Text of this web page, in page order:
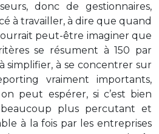
donc de gestionnaires,
à travailler, à dire que quand
peut-être imaginer que
se résument à 150 par
simplifier, à se concentrer sur
vraiment importants,
peut espérer, si c’est bien
plus percutant et
à la fois par les entreprises